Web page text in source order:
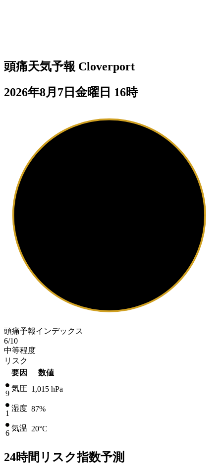
頭痛天気予報 Cloverport
2026年8月7日金曜日 16時
頭痛予報インデックス
6/10
中等程度
リスク
要因
数値
9
気圧 1,015 hPa
1
湿度 87%
6
気温 20°C
24時間リスク指数予測